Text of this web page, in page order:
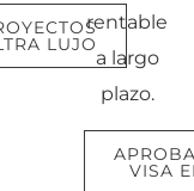
LUJO
rentable
a largo
plazo.
VISA